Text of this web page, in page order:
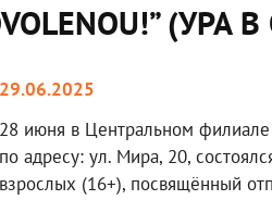
(УРА
29.06.2025
28 июня в Центральном
по адресу: ул. Мира, 20,
взрослых (16+), посвящённый